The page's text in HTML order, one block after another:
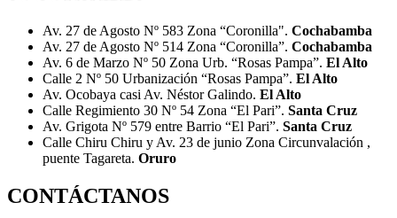
Av. 27 de Agosto Nº 583 Zona “Coronilla". Cochabamba
Av. 27 de Agosto Nº 514 Zona “Coronilla”. Cochabamba
Av. 6 de Marzo Nº 50 Zona Urb. “Rosas Pampa”. El Alto
Calle 2 Nº 50 Urbanización “Rosas Pampa”. El Alto
Av. Ocobaya casi Av. Néstor Galindo. El Alto
Calle Regimiento 30 Nº 54 Zona “El Pari”. Santa Cruz
Av. Grigota Nº 579 entre Barrio “El Pari”. Santa Cruz
Calle Chiru Chiru y Av. 23 de junio Zona Circunvalación ,
puente Tagareta. Oruro
CONTÁCTANOS